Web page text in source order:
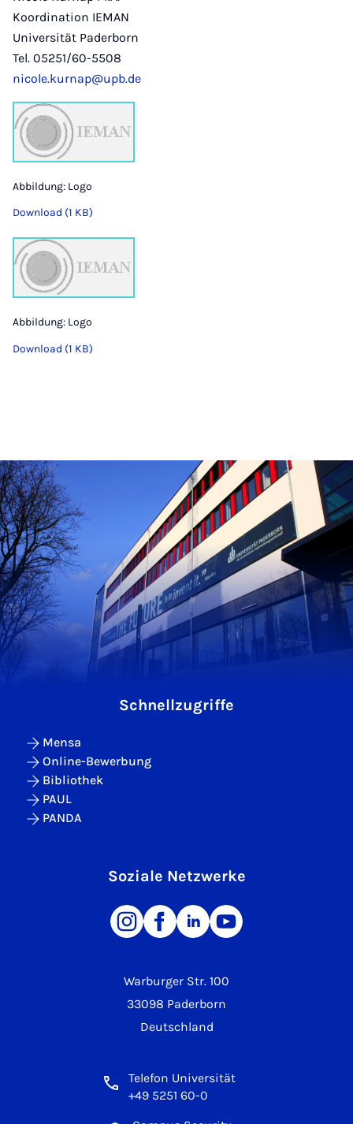
Koordination IEMAN
Universität Paderborn
Tel. 05251/60-5508
nicole.kurnap@upb.de
Abbildung: Logo
Download (1 KB)
Abbildung: Logo
Download (1 KB)
Warburger Str. 100
33098 Paderborn
Deutschland
Telefon Universität
+49 5251 60-0
Schnellzugriffe
Mensa
Online-Bewerbung
Bibliothek
PAUL
PANDA
Soziale Netzwerke